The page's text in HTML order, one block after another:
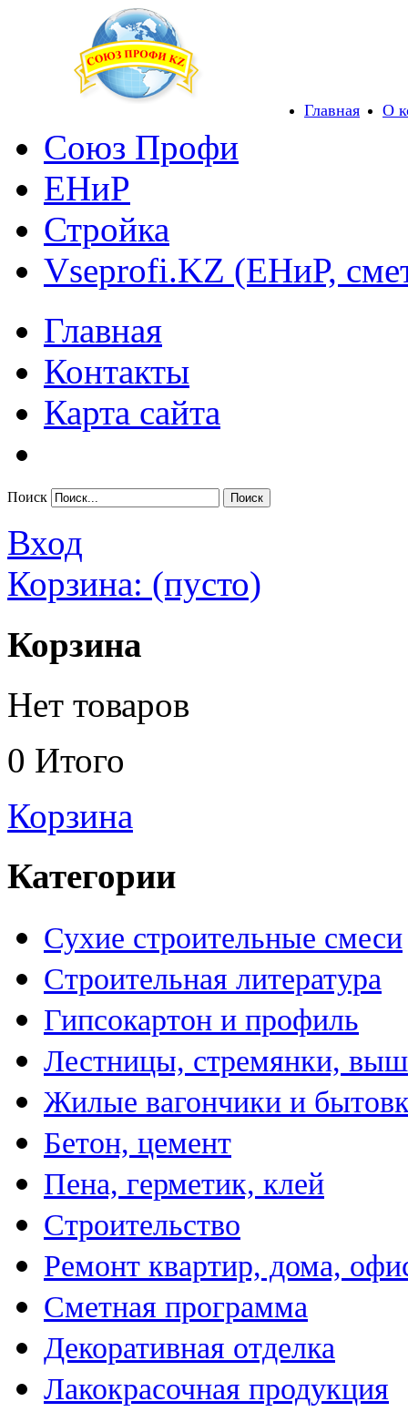
Главная О
Союз Профи
ЕНиР
Стройка
Vseprofi.KZ (ЕНиР,
Главная
Контакты
Карта сайта
Поиск
Вход
Корзина: (пусто)
Корзина
Нет товаров
0 Итого
Корзина
Категории
Сухие строительные смеси
Строительная литература
Гипсокартон и профиль
Лестницы, стремянки,
Жилые вагончики и
Бетон, цемент
Пена, герметик, клей
Строительство
Ремонт квартир, дома,
Сметная программа
Декоративная отделка
Лакокрасочная продукция